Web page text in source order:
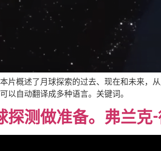
片概述了月球探索的过去、现在和未来，
以自动翻译成多种语言。关键词。
探测做准备。弗兰克